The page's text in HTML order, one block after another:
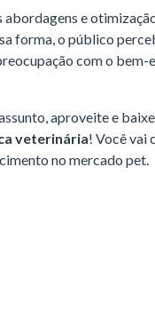
e
forma, o público
com o bem-
aproveite e
veterinária! Você vai
no mercado pet.